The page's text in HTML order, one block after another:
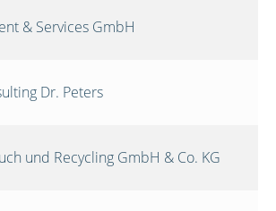
& Services GmbH
Dr. Peters
und Recycling GmbH & Co. KG